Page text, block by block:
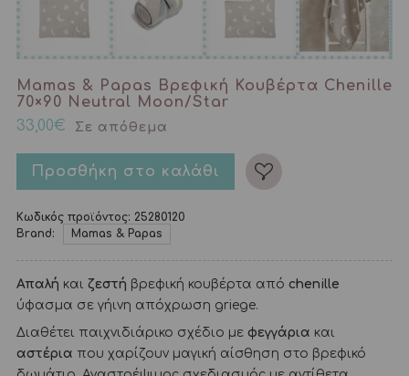
Mamas & Papas Βρεφική Κουβέρτα Chenille
70×90 Neutral Moon/Star
33,00€ Σε απόθεμα
Προσθήκη στο καλάθι
Κωδικός προϊόντος: 25280120
Brand:
Mamas & Papas
Απαλή και ζεστή βρεφική κουβέρτα από chenille
ύφασμα σε γήινη απόχρωση griege.
Διαθέτει παιχνιδιάρικο σχέδιο με φεγγάρια και
αστέρια που χαρίζουν μαγική αίσθηση στο βρεφικό